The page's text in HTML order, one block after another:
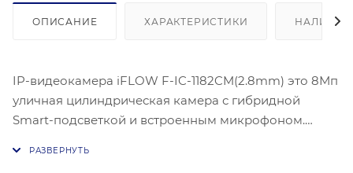
ОПИСАНИЕ ХАРАКТЕРИСТИКИ НАЛИЧИЕ
IP-видеокамера iFLOW F-IC-1182CM(2.8mm) это 8Мп
уличная цилиндрическая камера с гибридной
Smart-подсветкой и встроенным микрофоном.